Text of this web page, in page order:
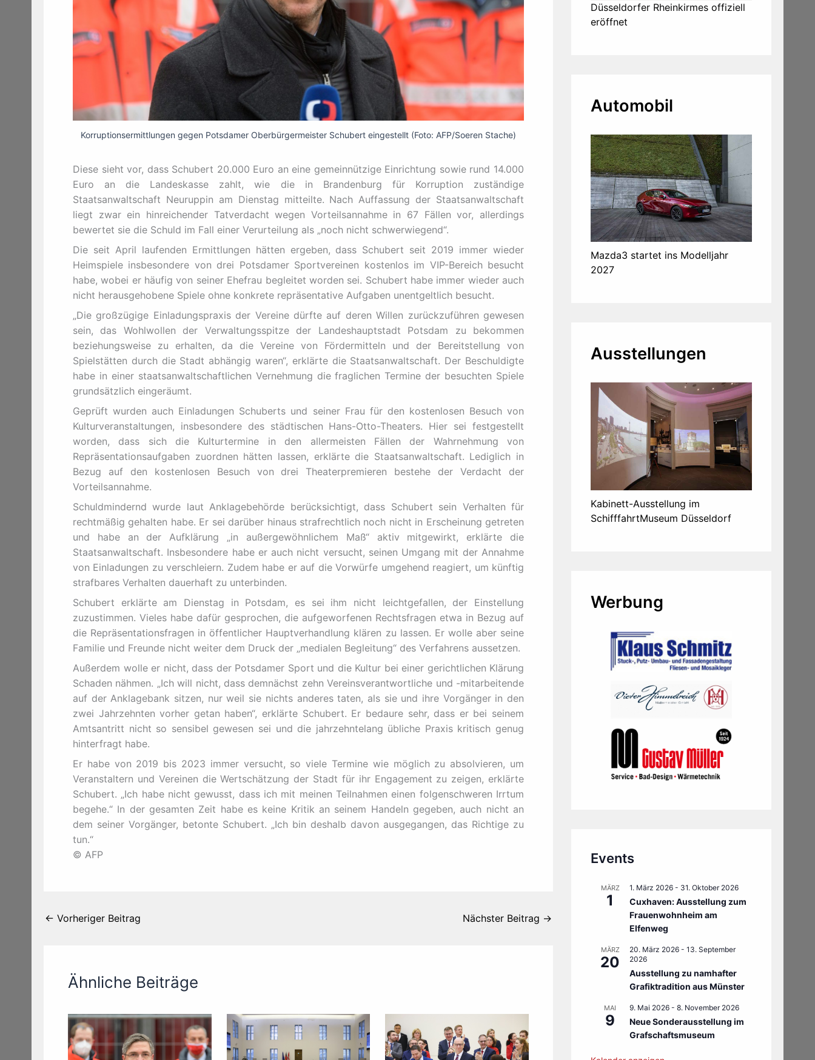
Korruptionsermittlungen gegen Potsdamer Oberbürgermeister Schubert eingestellt (Foto: AFP/Soeren Stache)
Diese sieht vor, dass Schubert 20.000 Euro an eine gemeinnützige Einrichtung sowie rund 14.000
Euro an die Landeskasse zahlt, wie die in Brandenburg für Korruption zuständige
Staatsanwaltschaft Neuruppin am Dienstag mitteilte. Nach Auffassung der Staatsanwaltschaft
liegt zwar ein hinreichender Tatverdacht wegen Vorteilsannahme in 67 Fällen vor, allerdings
bewertet sie die Schuld im Fall einer Verurteilung als „noch nicht schwerwiegend“.
Die seit April laufenden Ermittlungen hätten ergeben, dass Schubert seit 2019 immer wieder
Heimspiele insbesondere von drei Potsdamer Sportvereinen kostenlos im VIP-Bereich besucht
habe, wobei er häufig von seiner Ehefrau begleitet worden sei. Schubert habe immer wieder auch
nicht herausgehobene Spiele ohne konkrete repräsentative Aufgaben unentgeltlich besucht.
„Die großzügige Einladungspraxis der Vereine dürfte auf deren Willen zurückzuführen gewesen
sein, das Wohlwollen der Verwaltungsspitze der Landeshauptstadt Potsdam zu bekommen
beziehungsweise zu erhalten, da die Vereine von Fördermitteln und der Bereitstellung von
Spielstätten durch die Stadt abhängig waren“, erklärte die Staatsanwaltschaft. Der Beschuldigte
habe in einer staatsanwaltschaftlichen Vernehmung die fraglichen Termine der besuchten Spiele
grundsätzlich eingeräumt.
Geprüft wurden auch Einladungen Schuberts und seiner Frau für den kostenlosen Besuch von
Kulturveranstaltungen, insbesondere des städtischen Hans-Otto-Theaters. Hier sei festgestellt
worden, dass sich die Kulturtermine in den allermeisten Fällen der Wahrnehmung von
Repräsentationsaufgaben zuordnen hätten lassen, erklärte die Staatsanwaltschaft. Lediglich in
Bezug auf den kostenlosen Besuch von drei Theaterpremieren bestehe der Verdacht der
Vorteilsannahme.
Schuldmindernd wurde laut Anklagebehörde berücksichtigt, dass Schubert sein Verhalten für
rechtmäßig gehalten habe. Er sei darüber hinaus strafrechtlich noch nicht in Erscheinung getreten
und habe an der Aufklärung „in außergewöhnlichem Maß“ aktiv mitgewirkt, erklärte die
Staatsanwaltschaft. Insbesondere habe er auch nicht versucht, seinen Umgang mit der Annahme
von Einladungen zu verschleiern. Zudem habe er auf die Vorwürfe umgehend reagiert, um künftig
strafbares Verhalten dauerhaft zu unterbinden.
Schubert erklärte am Dienstag in Potsdam, es sei ihm nicht leichtgefallen, der Einstellung
zuzustimmen. Vieles habe dafür gesprochen, die aufgeworfenen Rechtsfragen etwa in Bezug auf
die Repräsentationsfragen in öffentlicher Hauptverhandlung klären zu lassen. Er wolle aber seine
Familie und Freunde nicht weiter dem Druck der „medialen Begleitung“ des Verfahrens aussetzen.
Außerdem wolle er nicht, dass der Potsdamer Sport und die Kultur bei einer gerichtlichen Klärung
Schaden nähmen. „Ich will nicht, dass demnächst zehn Vereinsverantwortliche und -mitarbeitende
auf der Anklagebank sitzen, nur weil sie nichts anderes taten, als sie und ihre Vorgänger in den
zwei Jahrzehnten vorher getan haben“, erklärte Schubert. Er bedaure sehr, dass er bei seinem
Amtsantritt nicht so sensibel gewesen sei und die jahrzehntelang übliche Praxis kritisch genug
hinterfragt habe.
Er habe von 2019 bis 2023 immer versucht, so viele Termine wie möglich zu absolvieren, um
Veranstaltern und Vereinen die Wertschätzung der Stadt für ihr Engagement zu zeigen, erklärte
Schubert. „Ich habe nicht gewusst, dass ich mit meinen Teilnahmen einen folgenschweren Irrtum
begehe.“ In der gesamten Zeit habe es keine Kritik an seinem Handeln gegeben, auch nicht an
dem seiner Vorgänger, betonte Schubert. „Ich bin deshalb davon ausgegangen, das Richtige zu
tun.“
© AFP
← Vorheriger Beitrag Nächster Beitrag →
Ähnliche Beiträge
Düsseldorfer Rheinkirmes offiziell
eröffnet
Automobil
Mazda3 startet ins Modelljahr
2027
Ausstellungen
Kabinett-Ausstellung im
SchifffahrtMuseum Düsseldorf
Werbung
Events
MÄRZ
1
1. März 2026 - 31. Oktober 2026
Cuxhaven: Ausstellung zum
Frauenwohnheim am
Elfenweg
MÄRZ
20
20. März 2026 - 13. September
2026
Ausstellung zu namhafter
Grafiktradition aus Münster
MAI
9
9. Mai 2026 - 8. November 2026
Neue Sonderausstellung im
Grafschaftsmuseum